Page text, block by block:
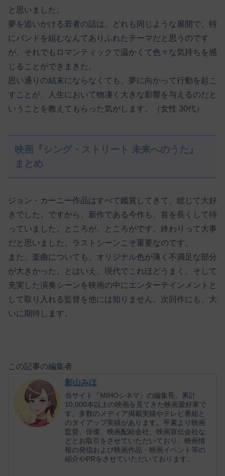
と思いました。
夢を追いかける若者の話は、どれも同じような展開で、特
にバンドを組むなんてありふれたテーマだと思うのです
が、それでもロマンティックで温かくて色々な気持ちを感
じることができまきた。
思い通りの結末にならなくても、夢に向かって行動を起こ
すことが、人生において物凄く大きな影響を与えるのだと
いうことを教えてもらった気がします。（女性 30代）
映画『シング・ストリート 未来へのうた』
まとめ
ジョン・カーニー作品はすべて鑑賞してきて、総じて大好
きでした。ですから、新作である今作も、首を長くして待
っていました。ところが、ところがです。終わりって大事
だと思いました。ラストシーンこそ重要なのです。
また、楽曲についても、オリジナル色が薄く不満足な部分
が大きかった。とはいえ、現代でこれほどうまく、そして
充実した演奏シーンを映画の中にエンターテインメントと
して取り入れる監督を他には知りません。次回作にも、大
いに期待します。
この記事の編集者
影山みほ
当サイト『MIHOシネマ』の編集長。累計
10,000本以上の映画を見てきた映画愛好家で
す。多数のメディア掲載実績やテレビ番組と
のタイアップ実績があります。平素より映画
監督、俳優、映画配給会社、映画宣伝会社な
どとお取引をさせていただいており、映画情
報の発信および映画作品・映画イベント等の
紹介やPRをさせていただいております。